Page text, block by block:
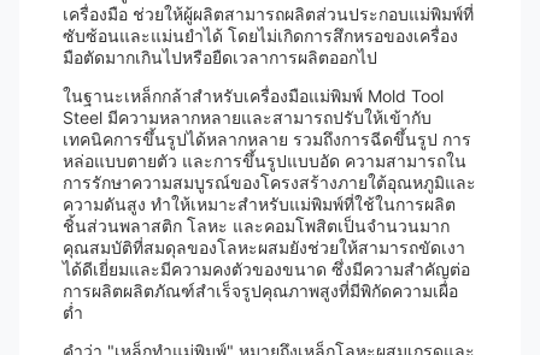
เครื่องมือ ช่วยให้ผู้ผลิตสามารถผลิตส่วนประกอบแม่พิมพ์ที่
ซับซ้อนและแม่นยำได้ โดยไม่เกิดการสึกหรอของเครื่อง
มือตัดมากเกินไปหรือยืดเวลาการผลิตออกไป
ในฐานะเหล็กกล้าสำหรับเครื่องมือแม่พิมพ์ Mold Tool
Steel มีความหลากหลายและสามารถปรับให้เข้ากับ
เทคนิคการขึ้นรูปได้หลากหลาย รวมถึงการฉีดขึ้นรูป การ
หล่อแบบตายตัว และการขึ้นรูปแบบอัด ความสามารถใน
การรักษาความสมบูรณ์ของโครงสร้างภายใต้อุณหภูมิและ
ความดันสูง ทำให้เหมาะสำหรับแม่พิมพ์ที่ใช้ในการผลิต
ชิ้นส่วนพลาสติก โลหะ และคอมโพสิตเป็นจำนวนมาก
คุณสมบัติที่สมดุลของโลหะผสมยังช่วยให้สามารถขัดเงา
ได้ดีเยี่ยมและมีความคงตัวของขนาด ซึ่งมีความสำคัญต่อ
การผลิตผลิตภัณฑ์สำเร็จรูปคุณภาพสูงที่มีพิกัดความเผื่อ
ต่ำ
คำว่า "เหล็กทำแม่พิมพ์" หมายถึงเหล็กโลหะผสมเกรดและ